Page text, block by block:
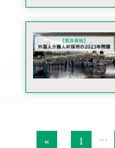
« 1 …